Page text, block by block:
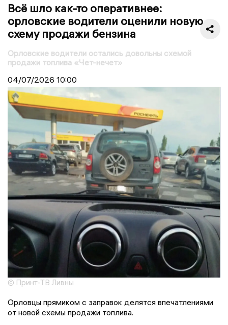
Всё шло как-то оперативнее:
орловские водители оценили новую
схему продажи бензина
Орловские водители остались довольны схемой
продажи топлива «Чет-нечет»
04/07/2026 10:00
© Принт-ТВ Ливны
Орловцы прямиком с заправок делятся впечатлениями
от новой схемы продажи топлива.